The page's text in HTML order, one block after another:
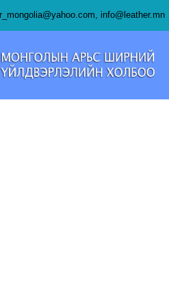
, info@leather.mn